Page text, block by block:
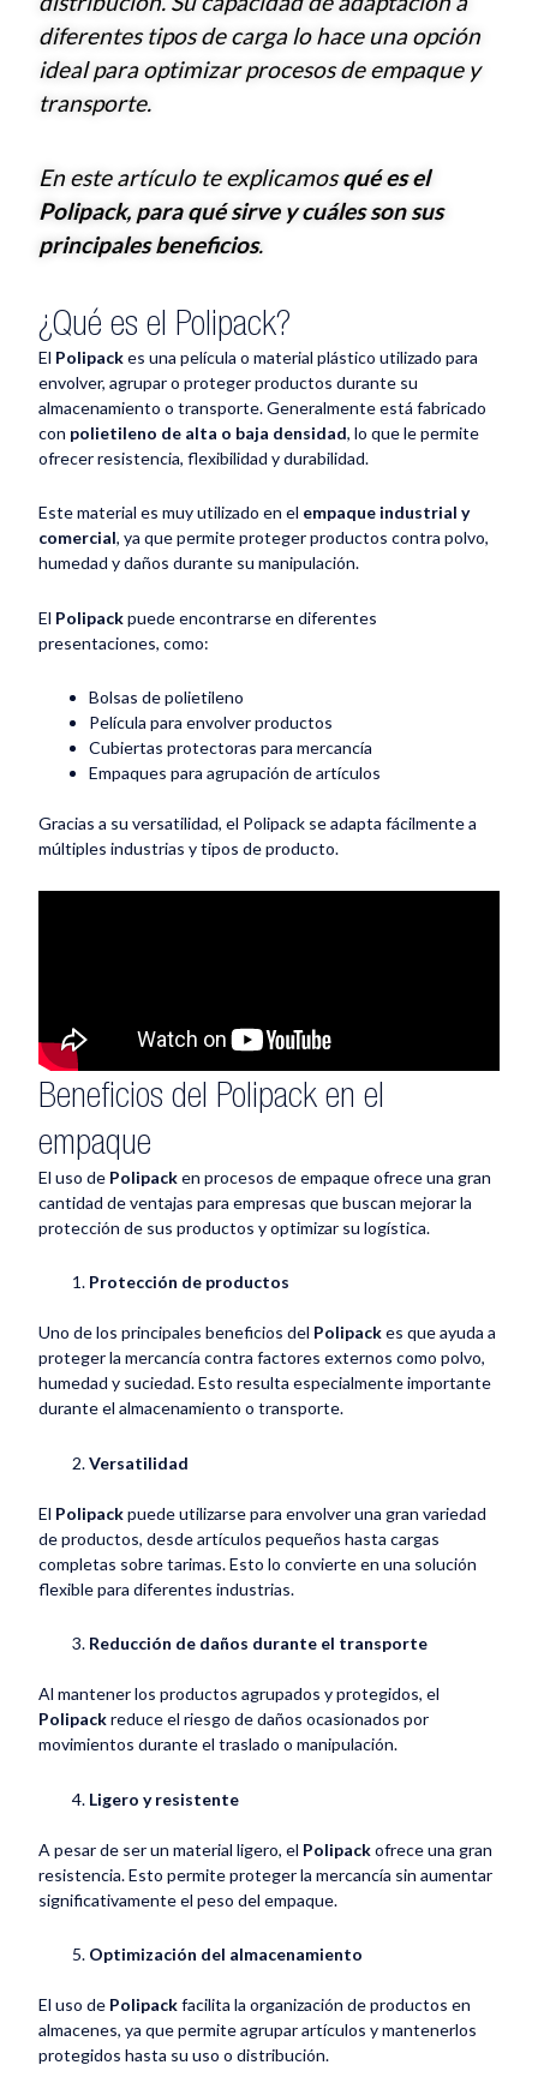
diferentes tipos de carga lo hace una opción
ideal para optimizar procesos de empaque y
transporte.
En este artículo te explicamosqué es el
Polipack, para qué sirve y cuáles son sus
principales beneficios.
¿Qué es el Polipack?
El Polipackes una película o material plástico utilizado para
envolver, agrupar o proteger productos durante su
almacenamiento o transporte. Generalmente está fabricado
con polietileno de alta o baja densidad, lo que le permite
ofrecer resistencia, flexibilidad y durabilidad.
Este material es muy utilizado en el empaque industrial y
comercial, ya que permite proteger productos contra polvo,
humedad y daños durante su manipulación.
El Polipackpuede encontrarse en diferentes
presentaciones, como:
Bolsas de polietileno
Película para envolver productos
Cubiertas protectoras para mercancía
Empaques para agrupación de artículos
Gracias a su versatilidad, el Polipack se adapta fácilmente a
múltiples industrias y tipos de producto.
Beneficios del Polipack en el
empaque
El uso de Polipacken procesos de empaque ofrece una gran
cantidad de ventajas para empresas que buscan mejorar la
protección de sus productos y optimizar su logística.
Protección de productos
Uno de los principales beneficios del Polipackes que ayuda a
proteger la mercancía contra factores externos como polvo,
humedad y suciedad. Esto resulta especialmente importante
durante el almacenamiento o transporte.
Versatilidad
El Polipackpuede utilizarse para envolver una gran variedad
de productos, desde artículos pequeños hasta cargas
completas sobre tarimas. Esto lo convierte en una solución
flexible para diferentes industrias.
Reducción de daños durante el transporte
Al mantener los productos agrupados y protegidos, el
Polipackreduce el riesgo de daños ocasionados por
movimientos durante el traslado o manipulación.
Ligero y resistente
A pesar de ser un material ligero, el Polipackofrece una gran
resistencia. Esto permite proteger la mercancía sin aumentar
significativamente el peso del empaque.
Optimización del almacenamiento
El uso de Polipackfacilita la organización de productos en
almacenes, ya que permite agrupar artículos y mantenerlos
protegidos hasta su uso o distribución.